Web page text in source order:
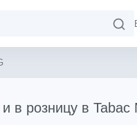
в розницу в Tabac